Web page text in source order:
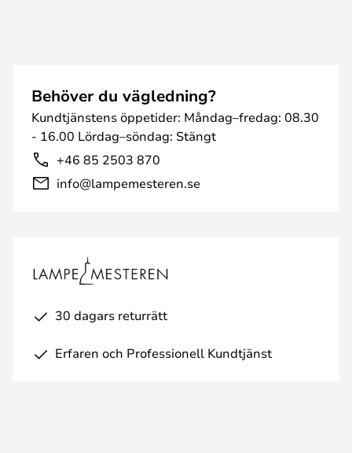
Behöver du vägledning?
Kundtjänstens öppetider: Måndag–fredag: 08.30
- 16.00 Lördag–söndag: Stängt
+46 85 2503 870
info@lampemesteren.se
30 dagars returrätt
Erfaren och Professionell Kundtjänst